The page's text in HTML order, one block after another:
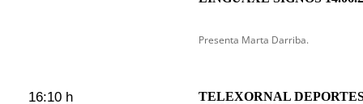
Presenta Marta Darriba.
16:10 h
TELEXORNAL